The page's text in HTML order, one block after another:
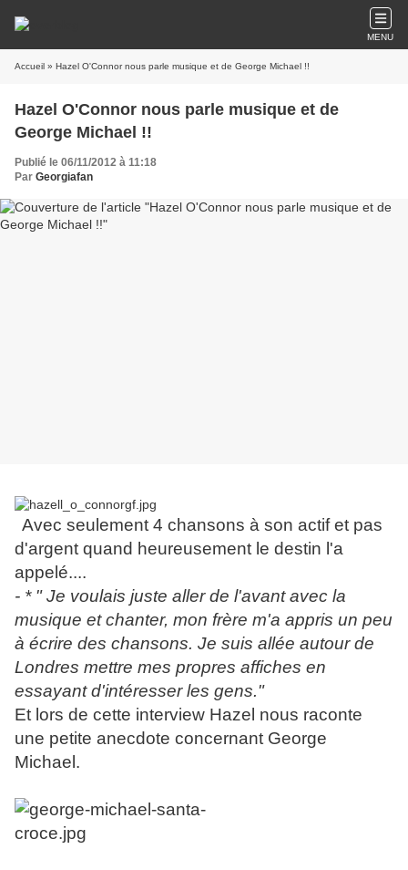
MENU
Accueil » Hazel O'Connor nous parle musique et de George Michael !!
Hazel O'Connor nous parle musique et de
George Michael !!
Publié le 06/11/2012 à 11:18
Par Georgiafan
Avec seulement 4 chansons à son actif et pas
d'argent quand heureusement le destin l'a
appelé....
- * " Je voulais juste aller de l'avant avec la
musique et chanter, mon frère m'a appris un peu
à écrire des chansons. Je suis allée autour de
Londres mettre mes propres affiches en
essayant d'intéresser les gens."
Et lors de cette interview Hazel nous raconte
une petite anecdote concernant George
Michael.